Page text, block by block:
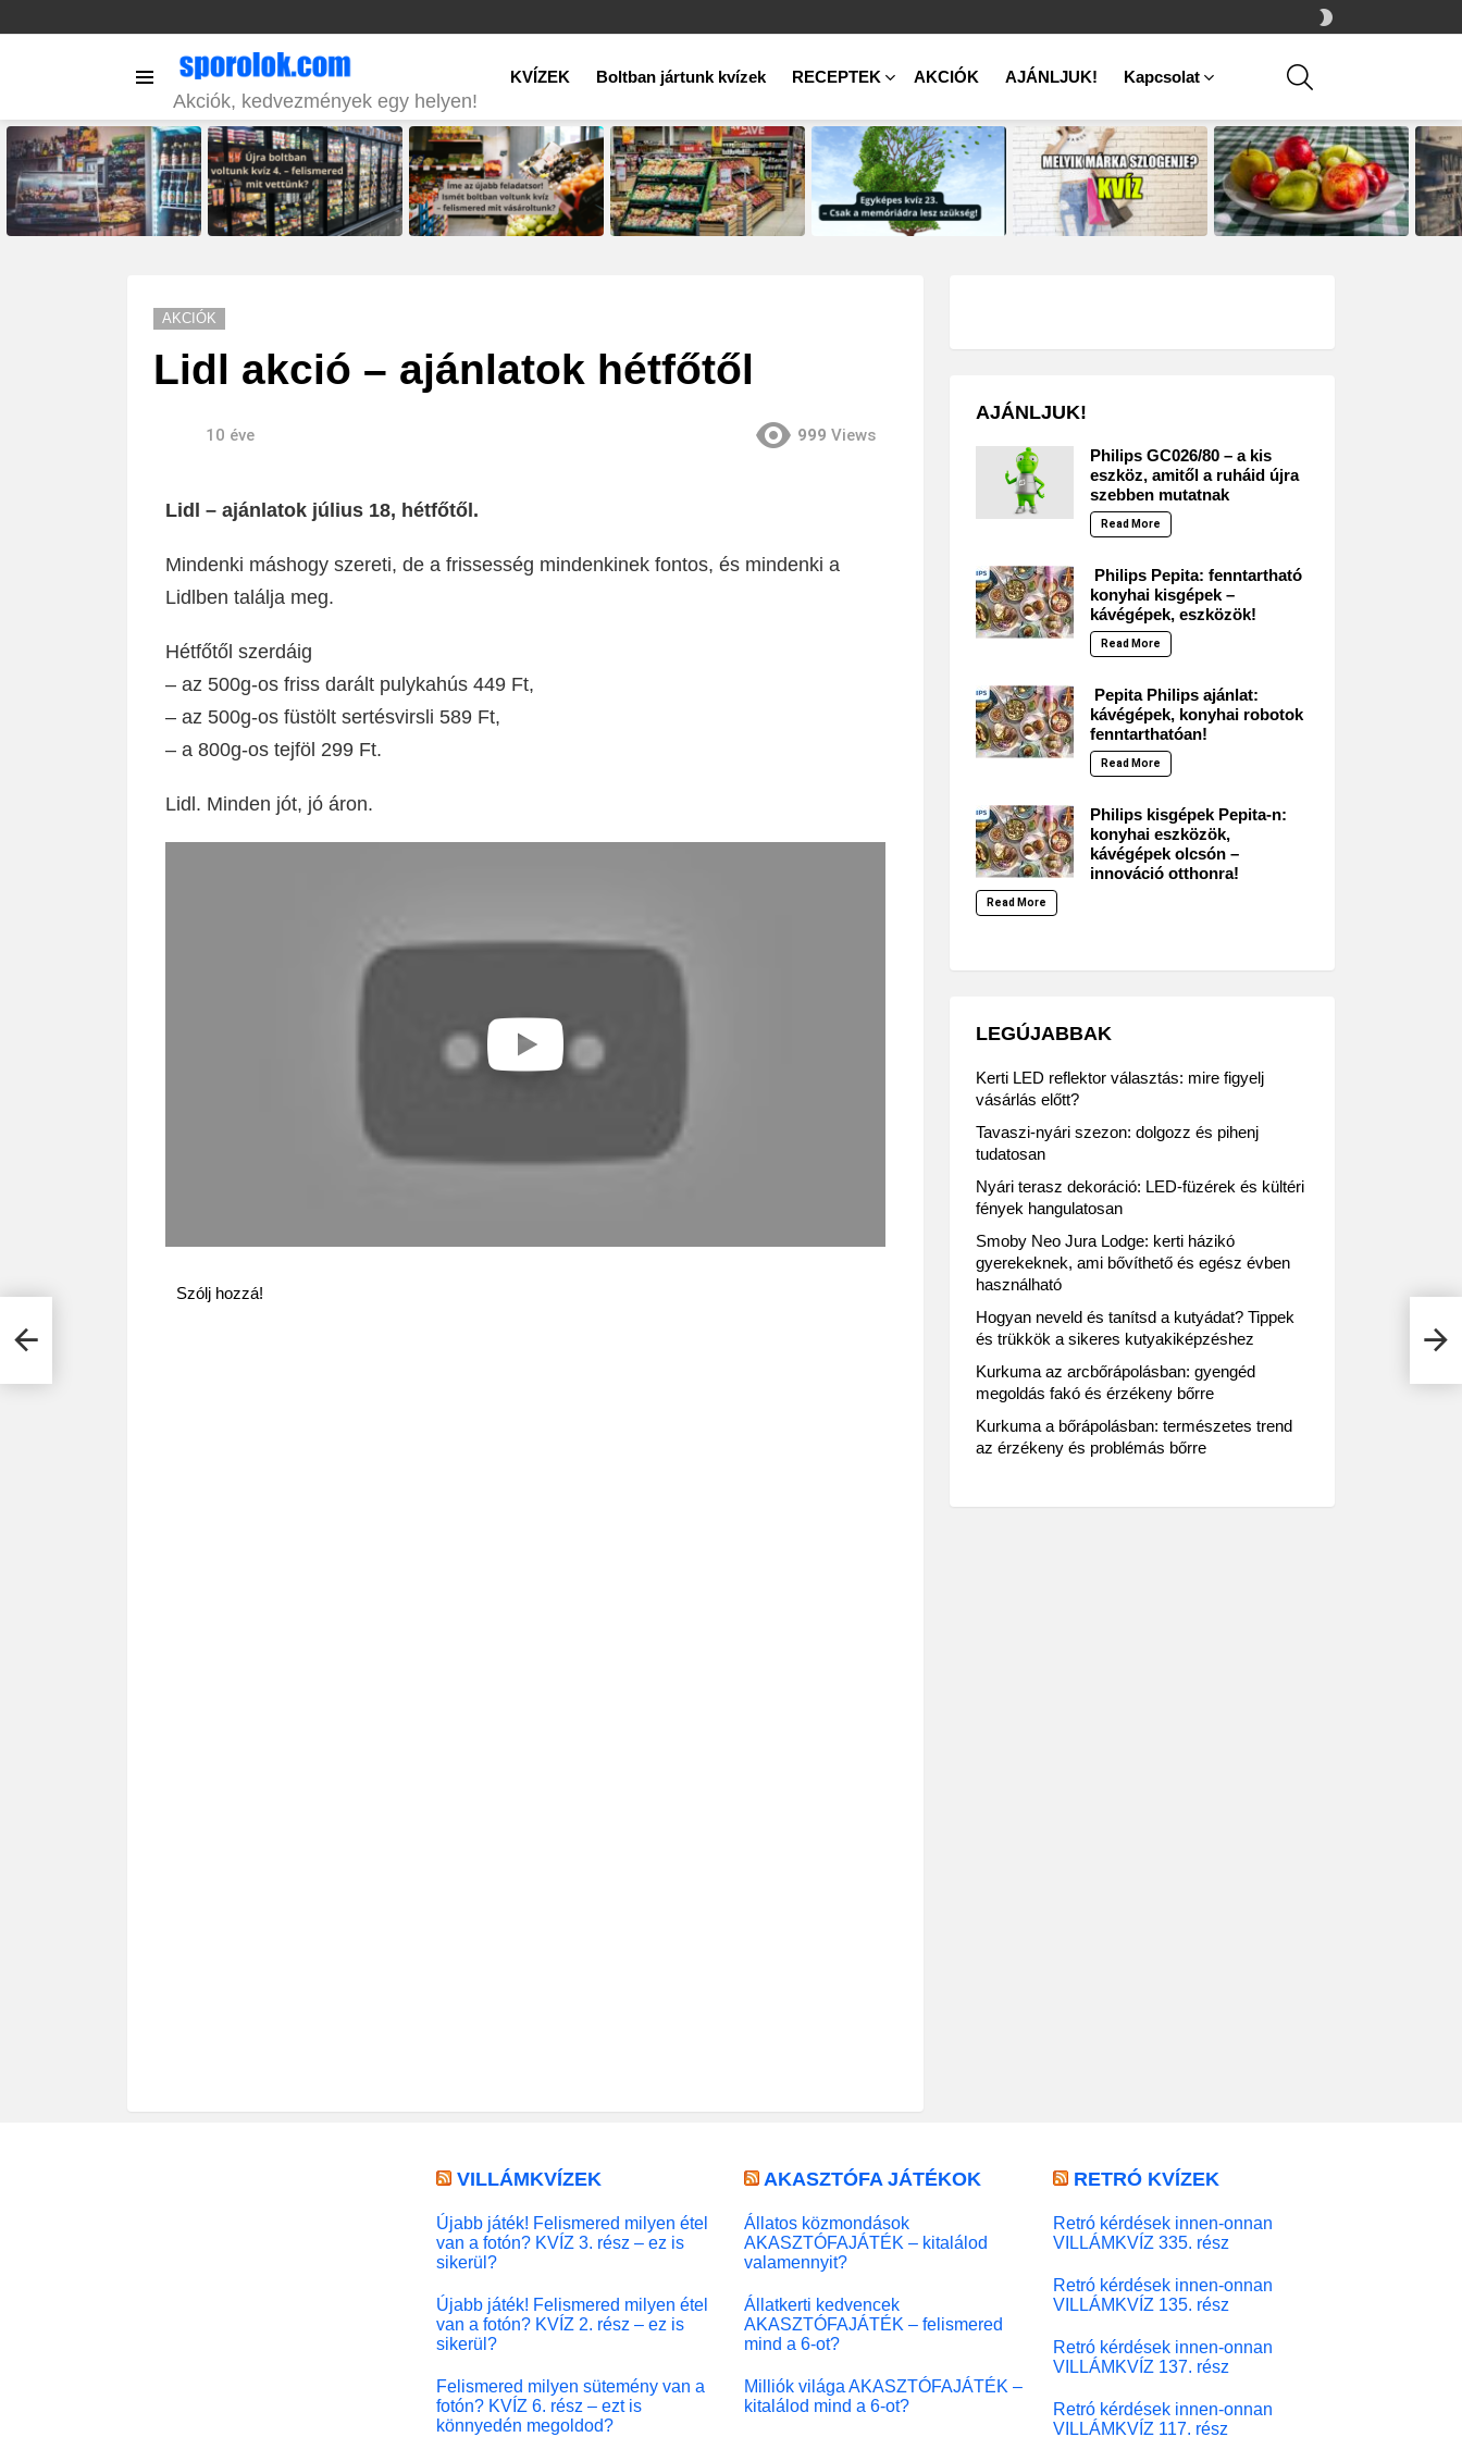
SKIN
Akciók, kedvezmények egy helyen!
KVÍZEK Boltban jártunk kvízek RECEPTEK AKCIÓK AJÁNLJUK! Kapcsolat
STORIES
AKCIÓK
Lidl akció – ajánlatok hétfőtől
10 éve 999 Views
Lidl – ajánlatok július 18, hétfőtől.
Mindenki máshogy szereti, de a frissesség mindenkinek fontos, és mindenki a
Lidlben találja meg.
Hétfőtől szerdáig
– az 500g-os friss darált pulykahús 449 Ft,
– az 500g-os füstölt sertésvirsli 589 Ft,
– a 800g-os tejföl 299 Ft.
Lidl. Minden jót, jó áron.
Szólj hozzá!
–
AJÁNLJUK!
Philips GC026/80 – a kis
eszköz, amitől a ruháid újra
szebben mutatnak
Read More
Philips Pepita: fenntartható
konyhai kisgépek –
kávégépek, eszközök!
Read More
Pepita Philips ajánlat:
kávégépek, konyhai robotok
fenntarthatóan!
Read More
Philips kisgépek Pepita-n:
konyhai eszközök,
kávégépek olcsón –
innováció otthonra!
Read More
LEGÚJABBAK
Kerti LED reflektor választás: mire figyelj
vásárlás előtt?
Tavaszi-nyári szezon: dolgozz és pihenj
tudatosan
Nyári terasz dekoráció: LED-füzérek és kültéri
fények hangulatosan
Smoby Neo Jura Lodge: kerti házikó
gyerekeknek, ami bővíthető és egész évben
használható
Hogyan neveld és tanítsd a kutyádat? Tippek
és trükkök a sikeres kutyakiképzéshez
Kurkuma az arcbőrápolásban: gyengéd
megoldás fakó és érzékeny bőrre
Kurkuma a bőrápolásban: természetes trend
az érzékeny és problémás bőrre
VILLÁMKVÍZEK
Újabb játék! Felismered milyen étel
van a fotón? KVÍZ 3. rész – ez is
sikerül?
Újabb játék! Felismered milyen étel
van a fotón? KVÍZ 2. rész – ez is
sikerül?
Felismered milyen sütemény van a
fotón? KVÍZ 6. rész – ezt is
könnyedén megoldod?
AKASZTÓFA JÁTÉKOK
Állatos közmondások
AKASZTÓFAJÁTÉK – kitalálod
valamennyit?
Állatkerti kedvencek
AKASZTÓFAJÁTÉK – felismered
mind a 6-ot?
Milliók világa AKASZTÓFAJÁTÉK –
kitalálod mind a 6-ot?
RETRÓ KVÍZEK
Retró kérdések innen-onnan
VILLÁMKVÍZ 335. rész
Retró kérdések innen-onnan
VILLÁMKVÍZ 135. rész
Retró kérdések innen-onnan
VILLÁMKVÍZ 137. rész
Retró kérdések innen-onnan
VILLÁMKVÍZ 117. rész